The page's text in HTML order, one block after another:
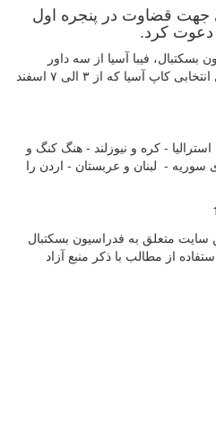
جهت قضاوت در پنجره اول
دعوت کرد.
فیبا آسیا از سه داور
ایرانی جهت قضاوت در پنجره اول انتخابی کاپ آسیا که از ۳ الی ۷ اسفند
- کره و نیوزلند - هنگ کنگ و
- لبنان و عربستان - اردن را
متعلق به فدراسیون بسکتبال
از مطالب با ذكر منبع آزاد